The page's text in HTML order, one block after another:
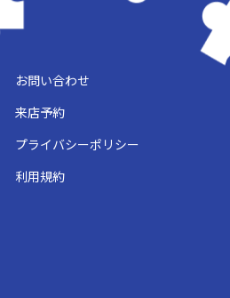
お問い合わせ
来店予約
プライバシーポリシー
利用規約